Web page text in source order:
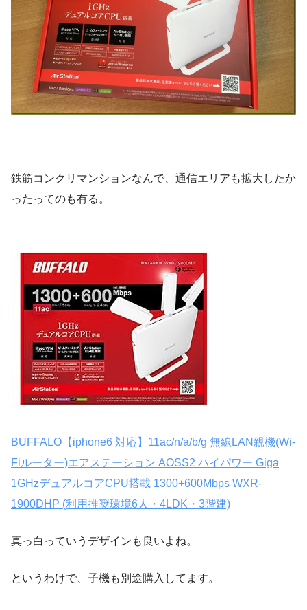
鉄筋コンクリマンションなんで、通信エリアも拡大したか
ったってのも有る。
BUFFALO【iphone6 対応】11ac/n/a/b/g 無線LAN親機(Wi-
Fiルーター)エアステーション AOSS2 ハイパワー Giga
1GHzデュアルコアCPU搭載 1300+600Mbps WXR-
1900DHP (利用推奨環境6人・4LDK・3階建)
真っ白っていうデザインも良いよね。
というわけで、子機も別途購入してます。